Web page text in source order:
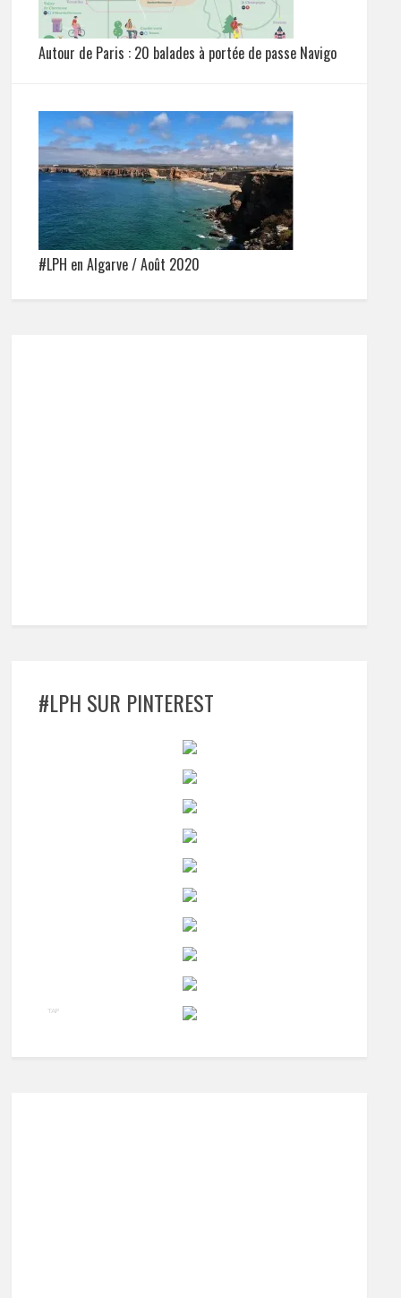
Autour de Paris : 20 balades à portée de passe Navigo
#LPH en Algarve / Août 2020
#LPH SUR PINTEREST
TAP